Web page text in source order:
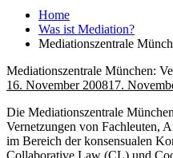
Home
Was ist Mediation?
Mediationszentrale
Mediationszentrale München:
16. November 200817.
Die Mediationszentrale
Vernetzungen von Fachleuten,
im Bereich der konsensualen
Collaborative Law (CL) und